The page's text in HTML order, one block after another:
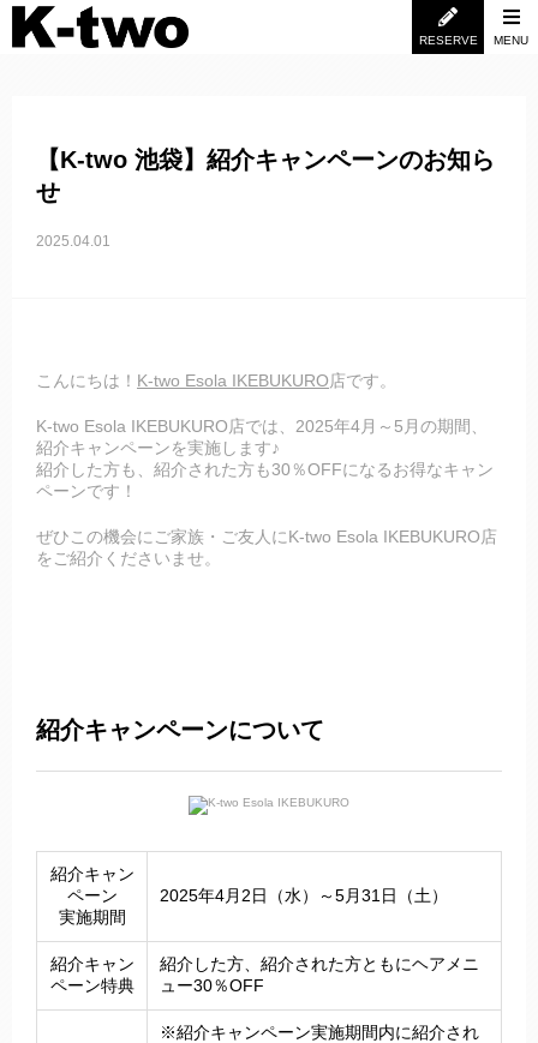
RESERVE MENU
【K-two 池袋】紹介キャンペーンのお知ら
せ
2025.04.01
こんにちは！ K-two Esola IKEBUKURO店です。
K-two Esola IKEBUKURO店では、2025年4月～5月の期間、
紹介キャンペーンを実施します♪
紹介した方も、紹介された方も30％OFFになるお得なキャン
ペーンです！
ぜひこの機会にご家族・ご友人にK-two Esola IKEBUKURO店
をご紹介くださいませ。
紹介キャンペーンについて
紹介キャン
ペーン
実施期間
2025年4月2日（水）～5月31日（土）
紹介キャン
ペーン特典
紹介した方、紹介された方ともにヘアメニ
ュー30％OFF
※紹介キャンペーン実施期間内に紹介され